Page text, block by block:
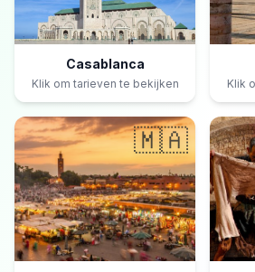
Casablanca
Klik om tarieven te bekijken Klik
🇲🇦